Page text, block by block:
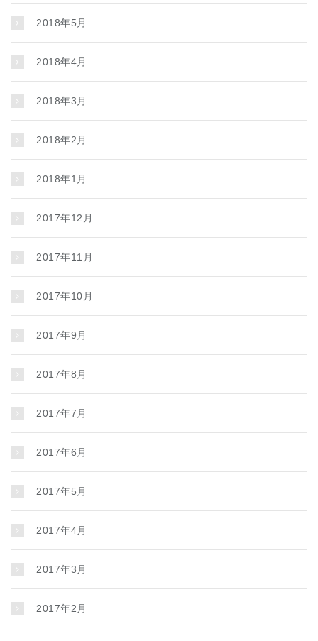
2018年5月
2018年4月
2018年3月
2018年2月
2018年1月
2017年12月
2017年11月
2017年10月
2017年9月
2017年8月
2017年7月
2017年6月
2017年5月
2017年4月
2017年3月
2017年2月